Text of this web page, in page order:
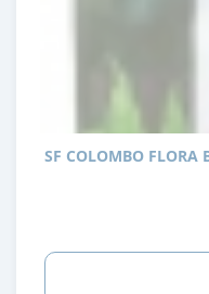
SF COLOMBO FLORA